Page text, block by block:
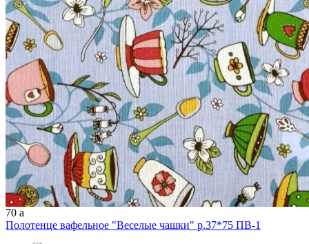
70 a
Полотенце вафельное "Веселые чашки" р.37*75 ПВ-1